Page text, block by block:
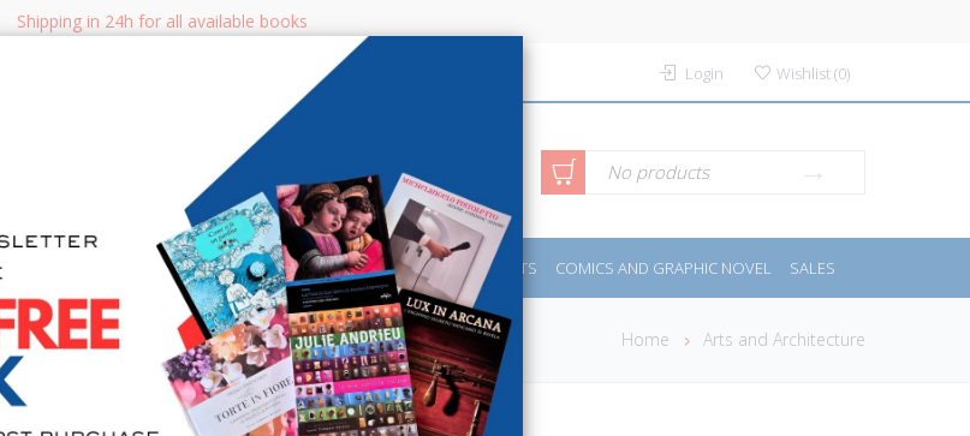
Shipping in 24h for all available books
Login Wishlist(0)
SEARCH Advanced
Search
No products
BOOKS FOR CHILDREN & YOUNG ADULTS MANUALS - GUIDES SPORTS COMICS AND GRAPHIC NOVEL SALES
Home Arts and Architecture